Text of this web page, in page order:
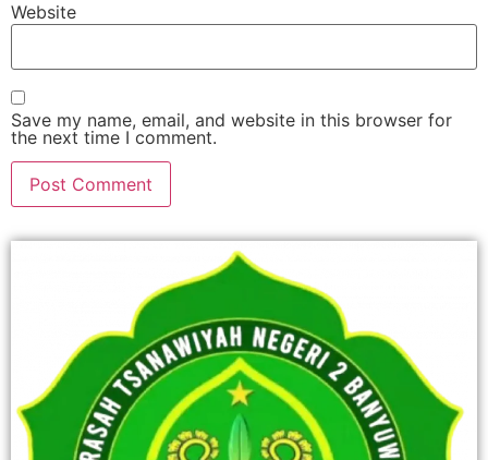
Website
Save my name, email, and website in this browser for
the next time I comment.